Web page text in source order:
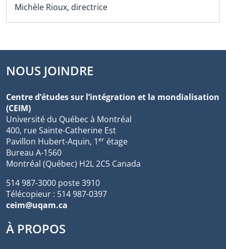
Michèle Rioux, directrice
NOUS JOINDRE
Centre d’études sur l’intégration et la mondialisation
(CEIM)
Université du Québec à Montréal
400, rue Sainte-Catherine Est
Pavillon Hubert-Aquin, 1er étage
Bureau A-1560
Montréal (Québec) H2L 2C5 Canada
514 987-3000 poste 3910
Télécopieur : 514 987-0397
ceim@uqam.ca
À PROPOS